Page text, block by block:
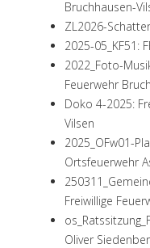
Bruchhausen-
ZL2026-
2025-05_KF51:
2022_Foto-
Feuerwehr
Doko 4-2025:
Vilsen
2025_OFw01-
Ortsfeuerwehr
Freiwillige
Oliver